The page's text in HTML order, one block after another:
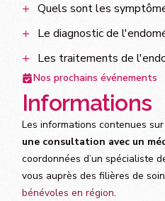
Quels sont les
Le diagnostic de
Les traitements de
Nos prochains événements
Informations
Les informations contenues
une consultation avec un
coordonnées d’un spécialiste
vous auprès des filières de
bénévoles en région.